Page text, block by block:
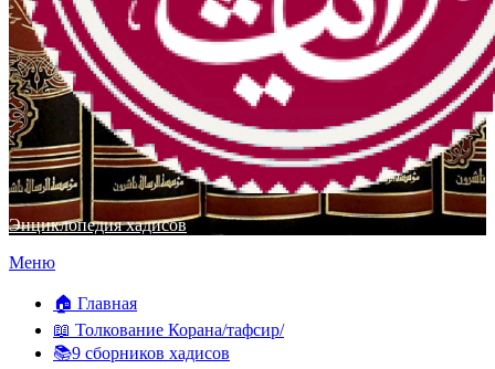
Энциклопедия хадисов
Перейти
содержимому
Меню
🏠 Главная
📖 Толкование Корана/тафсир/
📚9 сборников хадисов